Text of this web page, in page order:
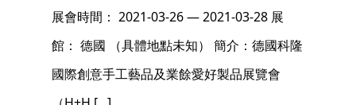
展會時間： 2021-03-26 — 2021-03-28 展
館： 德國 （具體地點未知） 簡介：德國科隆
國際創意手工藝品及業餘愛好製品展覽會